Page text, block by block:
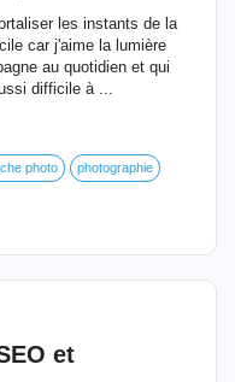
les instants de la
car j'aime la lumière
au quotidien et qui
difficile à ...
photo photographie
et